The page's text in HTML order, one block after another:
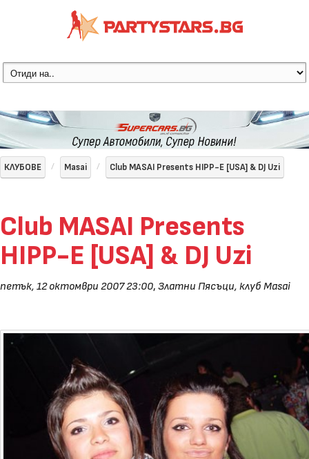
КЛУБОВЕ Masai Club MASAI Presents HIPP-E [USA] & DJ Uzi
Club MASAI Presents
HIPP-E [USA] & DJ Uzi
петък, 12 октомври 2007 23:00, Златни Пясъци, клуб Masai